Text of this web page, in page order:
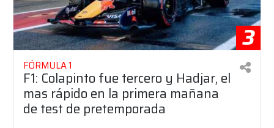
3
FÓRMULA 1
F1: Colapinto fue tercero y Hadjar, el
mas rápido en la primera mañana
de test de pretemporada